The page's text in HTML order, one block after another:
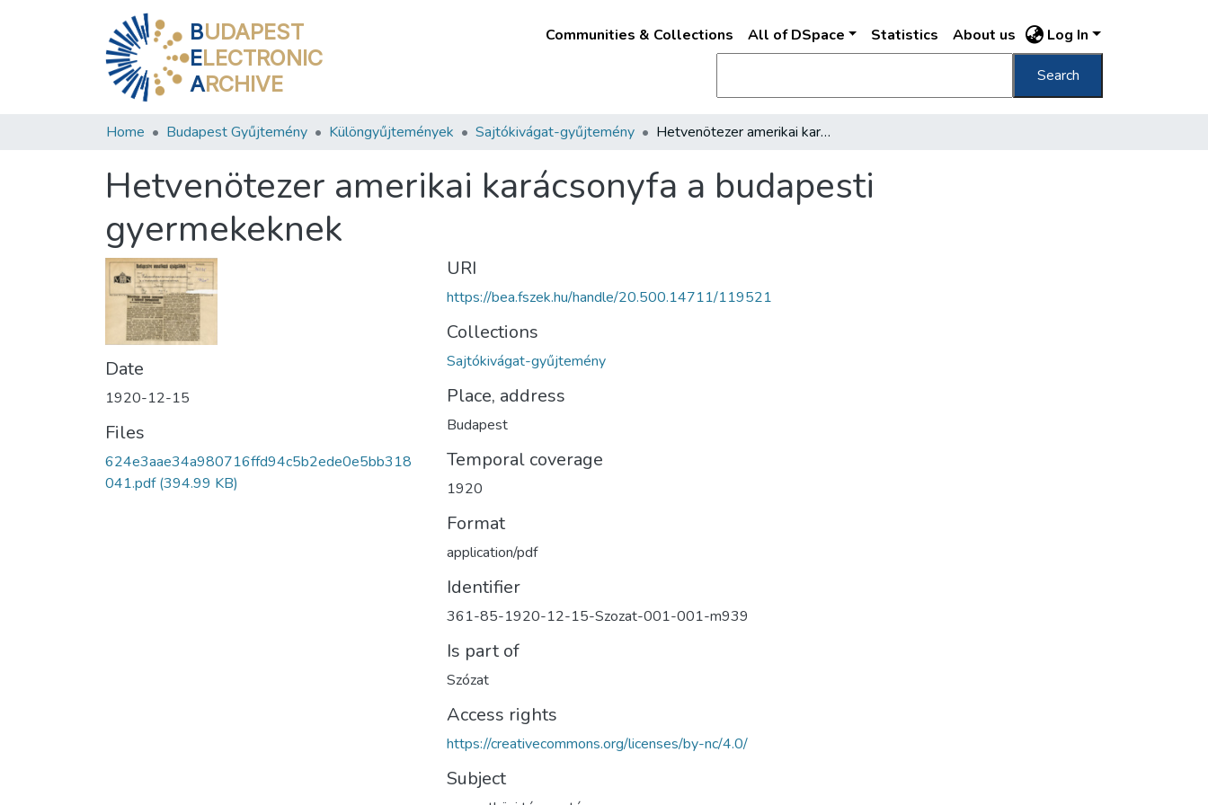
BUDAPEST
ELECTRONIC
ARCHIVE
Communities & Collections All of DSpace Statistics About us Log In
Search
Home Budapest Gyűjtemény Különgyűjtemények Sajtókivágat-gyűjtemény Hetvenötezer amerikai karácsonyfa a budapesti gyermekeknek
Hetvenötezer amerikai karácsonyfa a budapesti
gyermekeknek
Date
1920-12-15
Files
624e3aae34a980716ffd94c5b2ede0e5bb318
041.pdf(394.99 KB)
URI
https://bea.fszek.hu/handle/20.500.14711/119521
Collections
Sajtókivágat-gyűjtemény
Place, address
Budapest
Temporal coverage
1920
Format
application/pdf
Identifier
361-85-1920-12-15-Szozat-001-001-m939
Is part of
Szózat
Access rights
https://creativecommons.org/licenses/by-nc/4.0/
Subject